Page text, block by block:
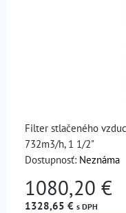
Filter stlačeného
732m3/h, 1 1/2"
Dostupnosť: Neznáma
1080,20 €
1328,65 € s DPH